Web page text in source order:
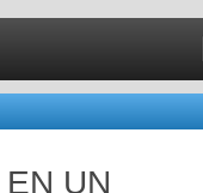
UN